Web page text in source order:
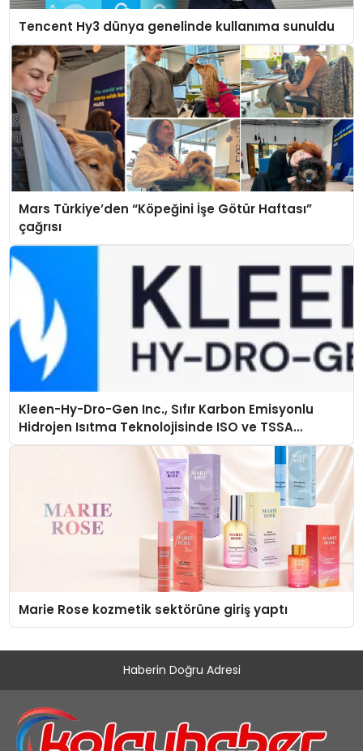
Tencent Hy3 dünya genelinde kullanıma sunuldu
Mars Türkiye’den “Köpeğini İşe Götür Haftası”
çağrısı
Kleen-Hy-Dro-Gen Inc., Sıfır Karbon Emisyonlu
Hidrojen Isıtma Teknolojisinde ISO ve TSSA
Düzenleyici Onaylarını Aldı
Marie Rose kozmetik sektörüne giriş yaptı
Haberin Doğru Adresi